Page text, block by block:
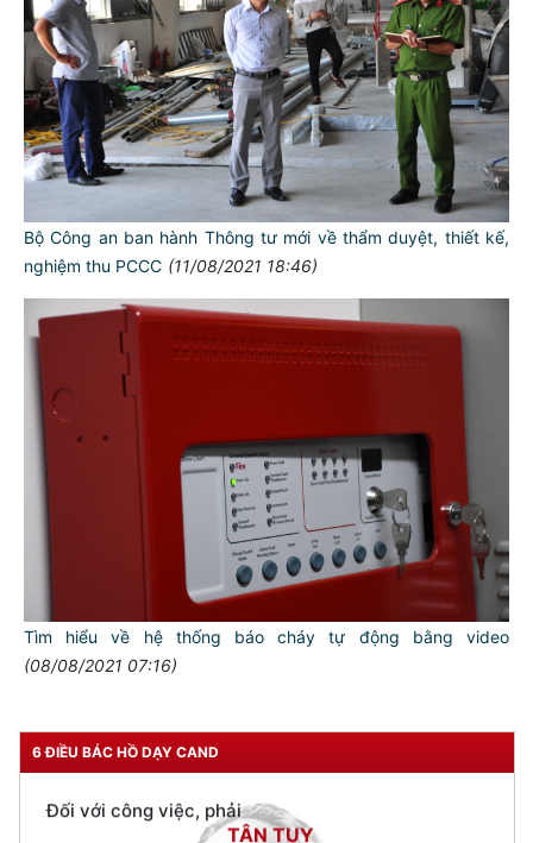
Bộ Công an ban hành Thông tư mới về thẩm duyệt, thiết kế,
nghiệm thu PCCC (11/08/2021 18:46)
Tìm hiểu về hệ thống báo cháy tự động bằng video
(08/08/2021 07:16)
6 ĐIỀU BÁC HỒ DẠY CAND
Đối với tự mình, phải
CẦN, KIỆM, LIÊM, CHÍNH
Đối với đồng sự, phải
THÂN ÁI GIÚP ĐỠ
Đối với chính phủ, phải
TUYỆT ĐỐI TRUNG THÀNH
Đối với nhân dân, phải
Đối với công việc, phải
Đối với địch, phải
CƯƠNG QUYẾT, KHÔN KHÉO